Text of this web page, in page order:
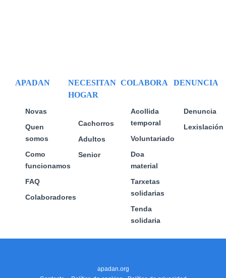
APADAN
Novas
Quen
somos
Como
funcionamos
FAQ
Colaboradores
NECESITAN
HOGAR
Cachorros
Adultos
Senior
COLABORA
Acollida
temporal
Voluntariado
Doa
material
Tarxetas
solidarias
Tenda
solidaria
DENUNCIA
Denuncia
Lexislación
apadan.org